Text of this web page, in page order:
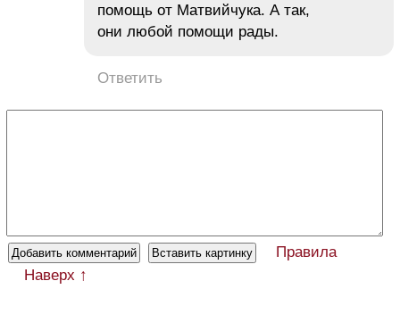
помощь от Матвийчука. А так,
они любой помощи рады.
Ответить
Правила
Наверх ↑